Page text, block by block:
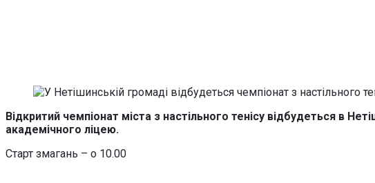
Відкритий чемпіонат міста з настільного тенісу відбудеться в
академічного ліцею.
Старт змагань – о 10.00